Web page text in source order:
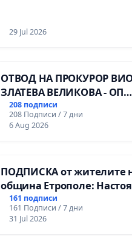
(БУНАРДЖИК)
29 Jul 2026
ОТВОД НА ПРОКУРОР
ЗЛАТЕВА ВЕЛИКОВА - ОП
ДОБРИЧ
208 подписи
208 Подписи / 7 дни
6 Aug 2026
ПОДПИСКА от жителите
община Етрополе:
за ясни гаранции от
МЕД” АД и от държавата,
се изпълнят всички
161 подписи
161 Подписи / 7 дни
31 Jul 2026